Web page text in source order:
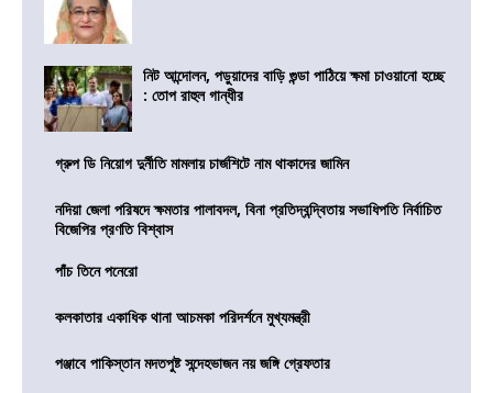
নিট আন্দোলন, পড়ুয়াদের বাড়ি গুন্ডা পাঠিয়ে ক্ষমা চাওয়ানো হচ্ছে
: তোপ রাহুল গান্ধীর
গ্রুপ ডি নিয়োগ দুর্নীতি মামলায় চার্জশিটে নাম থাকাদের জামিন
নদিয়া জেলা পরিষদে ক্ষমতার পালাবদল, বিনা প্রতিদ্বন্দ্বিতায় সভাধিপতি নির্বাচিত
বিজেপির প্রণতি বিশ্বাস
পাঁচ তিনে পনেরো
কলকাতার একাধিক থানা আচমকা পরিদর্শনে মুখ্যমন্ত্রী
পঞ্জাবে পাকিস্তান মদতপুষ্ট সন্দেহভাজন নয় জঙ্গি গ্রেফতার